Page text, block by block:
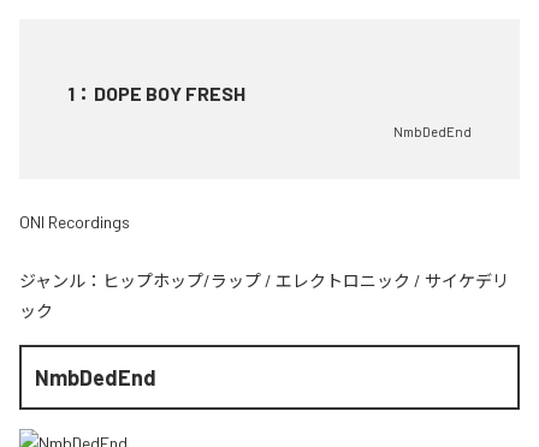
1 ： DOPE BOY FRESH
NmbDedEnd
ONI Recordings
ジャンル： ヒップホップ/ラップ / エレクトロニック / サイケデリ
ック
NmbDedEnd